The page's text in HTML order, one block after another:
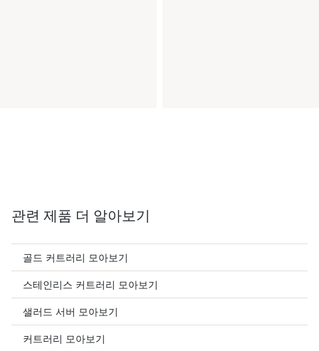
관련 제품 더 알아보기
골드 커트러리 모아보기
스테인리스 커트러리 모아보기
샐러드 서버 모아보기
커트러리 모아보기